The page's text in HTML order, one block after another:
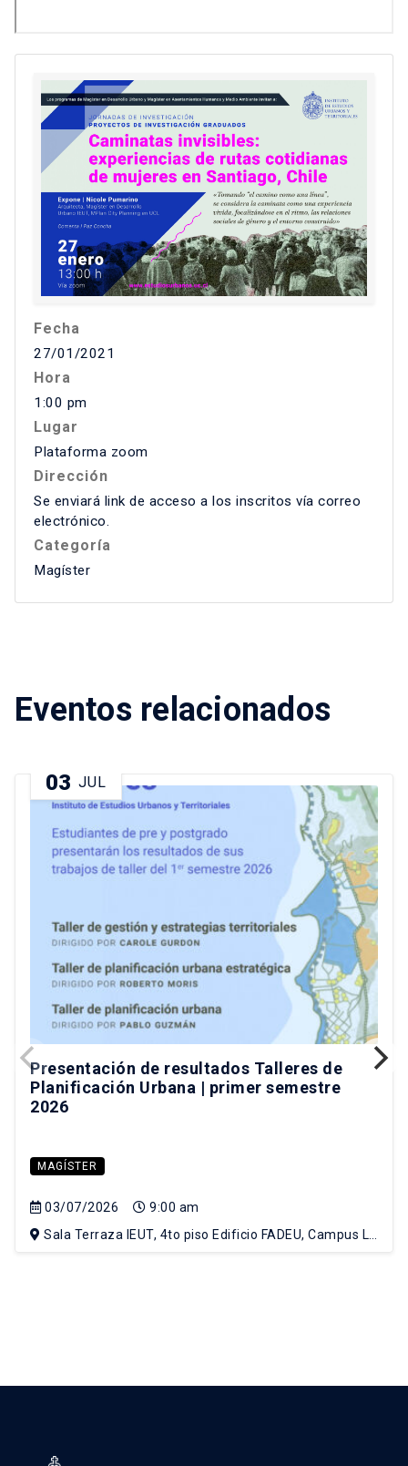
Fecha
27/01/2021
Hora
1:00 pm
Lugar
Plataforma zoom
Dirección
Se enviará link de acceso a los inscritos vía correo
electrónico.
Categoría
Magíster
Eventos relacionados
03 JUL
Presentación de resultados Talleres de
Planificación Urbana | primer semestre
2026
MAGÍSTER
03/07/2026
9:00 am
Sala Terraza IEUT, 4to piso Edificio FADEU, Campus Lo